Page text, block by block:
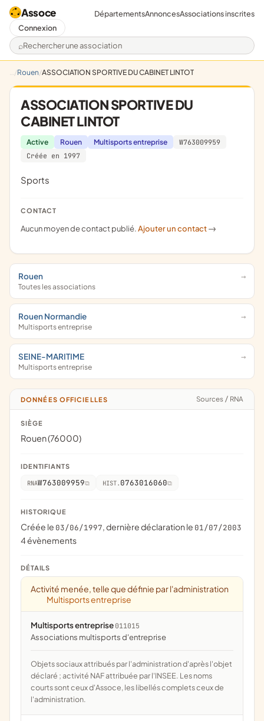
Assoce
Rechercher une association
DépartementsAnnoncesAssociations inscrites
Connexion
Rouen ASSOCIATION SPORTIVE DU CABINET LINTOT
ASSOCIATION SPORTIVE DU
CABINET LINTOT
Active Rouen Multisports entreprise
W763009959
Créée en 1997
sports
CONTACT
Aucun moyen de contact publié.Ajouter un contact ->
Rouen
Toutes les associations
Rouen Normandie
Multisports entreprise
SEINE-MARITIME
Multisports entreprise
DONNÉES OFFICIELLES Sources / RNA
SIÈGE
Rouen (76000)
IDENTIFIANTS
RNAW763009959 HIST. 0763016060
HISTORIQUE
Créée le 03/06/1997, dernière déclaration le 01/07/2003
4 évènements
DÉTAILS
Activité menée, telle que définie par l'administration
Multisports entreprise
Multisports entreprise 011015
associations multisports d'entreprise
Objets sociaux attribués par l'administration d'après l'objet
déclaré ; activité NAF attribuée par l'INSEE. Les noms
courts sont ceux d'Assoce, les libellés complets ceux de
l'administration.